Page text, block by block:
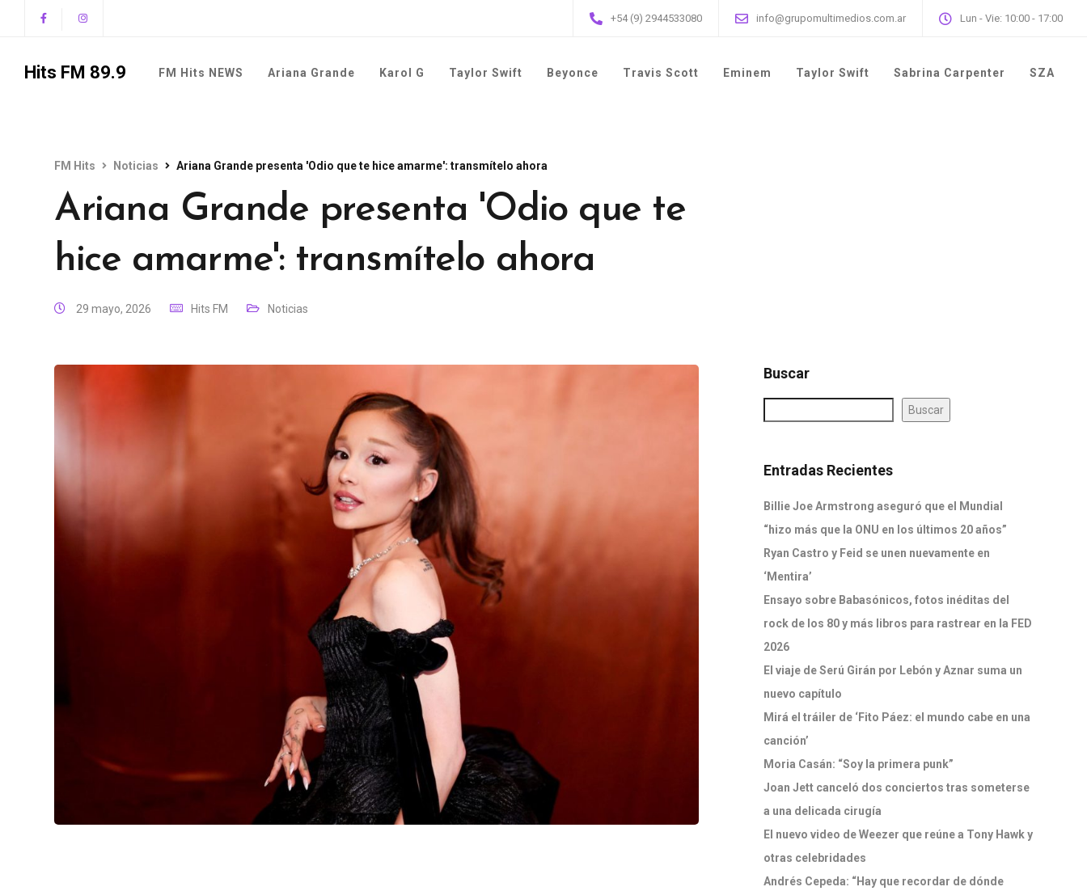
+54 (9) 2944533080 info@grupomultimedios.com.ar Lun - Vie: 10:00 - 17:00
Hits FM 89.9 FM Hits NEWS Ariana Grande Karol G Taylor Swift Beyonce Travis Scott Eminem Taylor Swift Sabrina Carpenter SZA
FM Hits Noticias Ariana Grande presenta 'Odio que te hice amarme': transmítelo ahora
Ariana Grande presenta 'Odio que te
hice amarme': transmítelo ahora
29 mayo, 2026 Hits FM Noticias
Buscar
Buscar
Entradas Recientes
Billie Joe Armstrong aseguró que el Mundial
“hizo más que la ONU en los últimos 20 años”
Ryan Castro y Feid se unen nuevamente en
‘Mentira’
Ensayo sobre Babasónicos, fotos inéditas del
rock de los 80 y más libros para rastrear en la FED
2026
El viaje de Serú Girán por Lebón y Aznar suma un
nuevo capítulo
Mirá el tráiler de ‘Fito Páez: el mundo cabe en una
canción’
Moria Casán: “Soy la primera punk”
Joan Jett canceló dos conciertos tras someterse
a una delicada cirugía
El nuevo video de Weezer que reúne a Tony Hawk y
otras celebridades
Andrés Cepeda: “Hay que recordar de dónde